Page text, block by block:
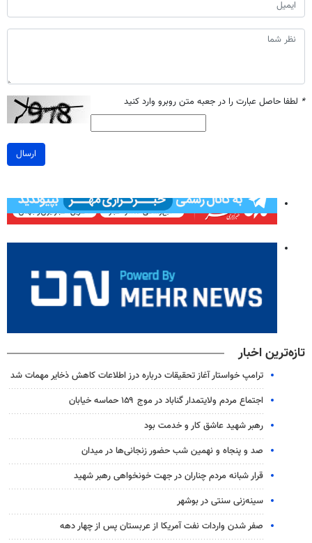
* لطفا حاصل عبارت را در جعبه متن روبرو وارد کنید
ارسال
تازه‌ترین اخبار
ترامپ خواستار آغاز تحقیقات درباره درز اطلاعات کاهش ذخایر مهمات شد
اجتماع مردم ولایتمدار گناباد در موج ۱۵۹ حماسه خیابان
رهبر شهید عاشق کار و خدمت بود
صد و پنجاه و نهمین شب حضور زنجانی‌ها در میدان
قرار شبانه مردم چناران در جهت خونخواهی رهبر شهید
سینه‌زنی سنتی در بوشهر
صفر شدن واردات نفت آمریکا از عربستان پس از چهار دهه